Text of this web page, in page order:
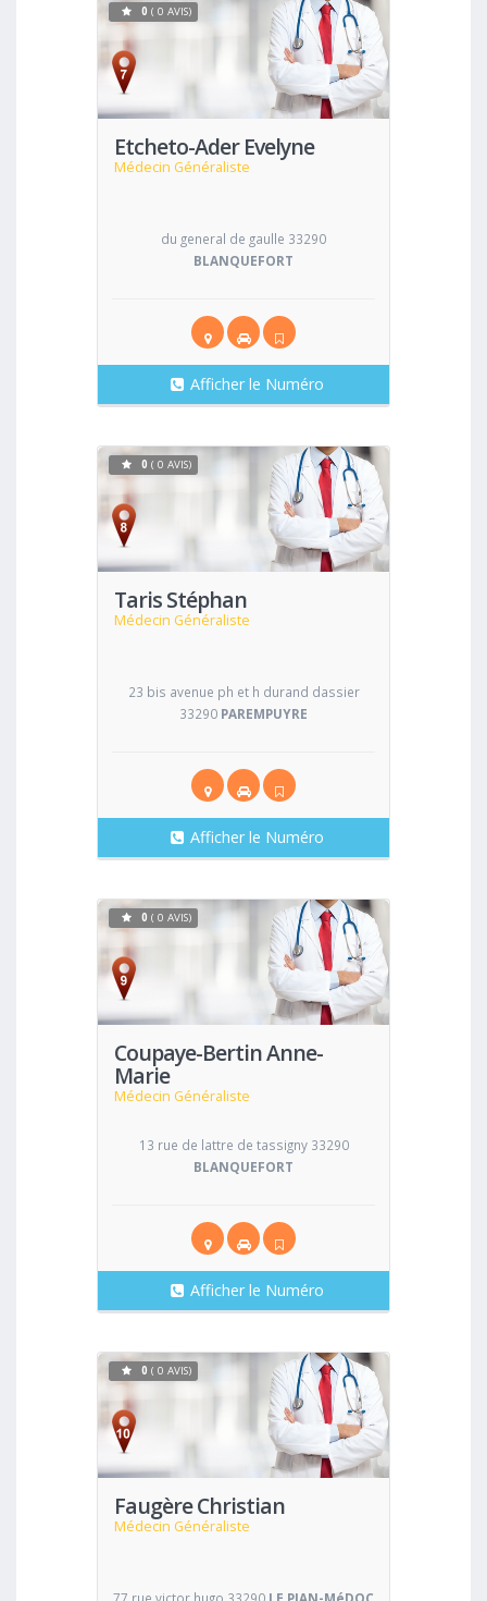
Etcheto-Ader Evelyne
Médecin Généraliste
Voir
0 ( 0 AVIS)
du general de gaulle 33290
BLANQUEFORT
Afficher le Numéro
Taris Stéphan
Médecin Généraliste
Voir
0 ( 0 AVIS)
23 bis avenue ph et h durand dassier
33290 PAREMPUYRE
Afficher le Numéro
Coupaye-Bertin Anne-
Marie
Médecin Généraliste
Voir
0 ( 0 AVIS)
13 rue de lattre de tassigny 33290
BLANQUEFORT
Afficher le Numéro
Faugère Christian
Médecin Généraliste
Voir
0 ( 0 AVIS)